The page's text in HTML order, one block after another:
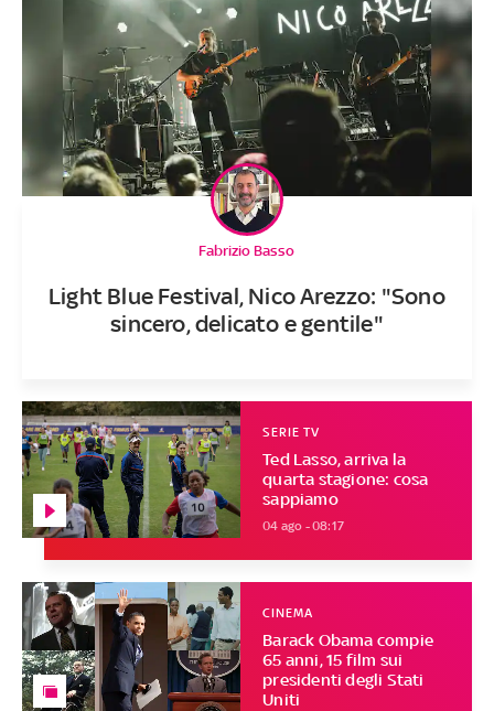
Light Blue Festival, Nico Arezzo: "Sono
sincero, delicato e gentile"
Fabrizio Basso
Ted Lasso, arriva la
quarta stagione: cosa
sappiamo
SERIE TV
04 ago - 08:17
Barack Obama compie
65 anni, 15 film sui
presidenti degli Stati
Uniti
CINEMA